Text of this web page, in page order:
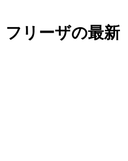
フリーザの最新